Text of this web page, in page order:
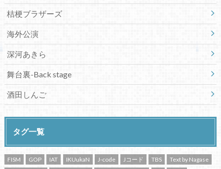
桔梗ブラザーズ
海外公演
深河あきら
舞台裏-Back stage
酒田しんご
タグ一覧
FISM GOP IAT IKUukaN J-code Jコード TBS
Text by Nagase